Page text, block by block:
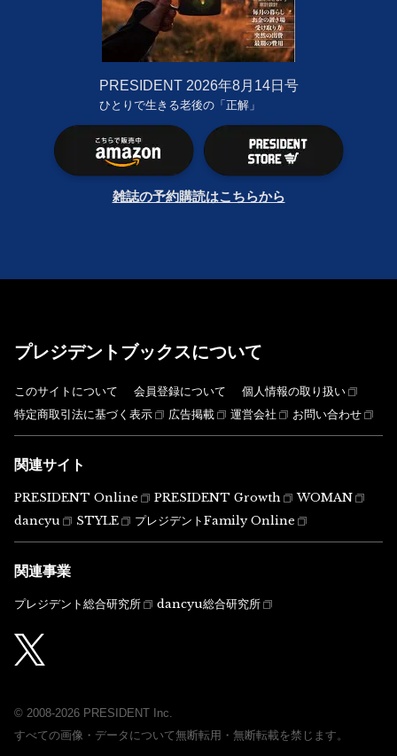
PRESIDENT 2026年8月14日号
ひとりで生きる老後の「正解」
雑誌の予約購読はこちらから
プレジデントブックスについて
このサイトについて 会員登録について
個人情報の取り扱い
特定商取引法に基づく表示
広告掲載 運営会社 お問い合わせ
関連サイト
PRESIDENT Online PRESIDENT Growth
WOMAN
dancyu
STYLE プレジデントFamily Online
関連事業
プレジデント総合研究所 dancyu総合研究所
© 2008-2026 PRESIDENT Inc.
すべての画像・データについて無断転用・無断転載を禁じます。